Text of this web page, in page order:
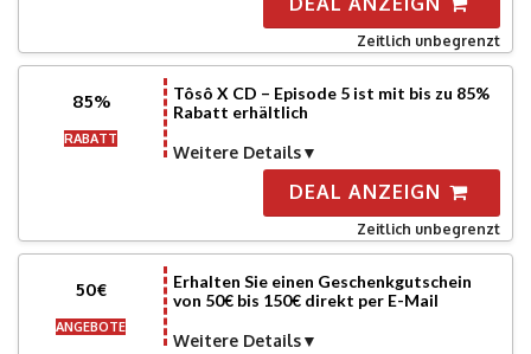
Zeitlich unbegrenzt
85%
RABATT
Tôsô X CD – Episode 5 ist mit bis zu 85%
Rabatt erhältlich
Weitere Details
DEAL ANZEIGN
Zeitlich unbegrenzt
50€
ANGEBOTE
Erhalten Sie einen Geschenkgutschein
von 50€ bis 150€ direkt per E-Mail
Weitere Details